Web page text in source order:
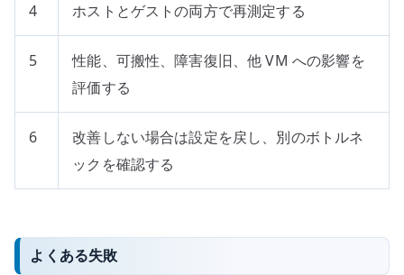
4 ホストとゲストの両方で再測定する
5
性能、可搬性、障害復旧、他 VM への影響を
評価する
6
改善しない場合は設定を戻し、別のボトルネ
ックを確認する
よくある失敗